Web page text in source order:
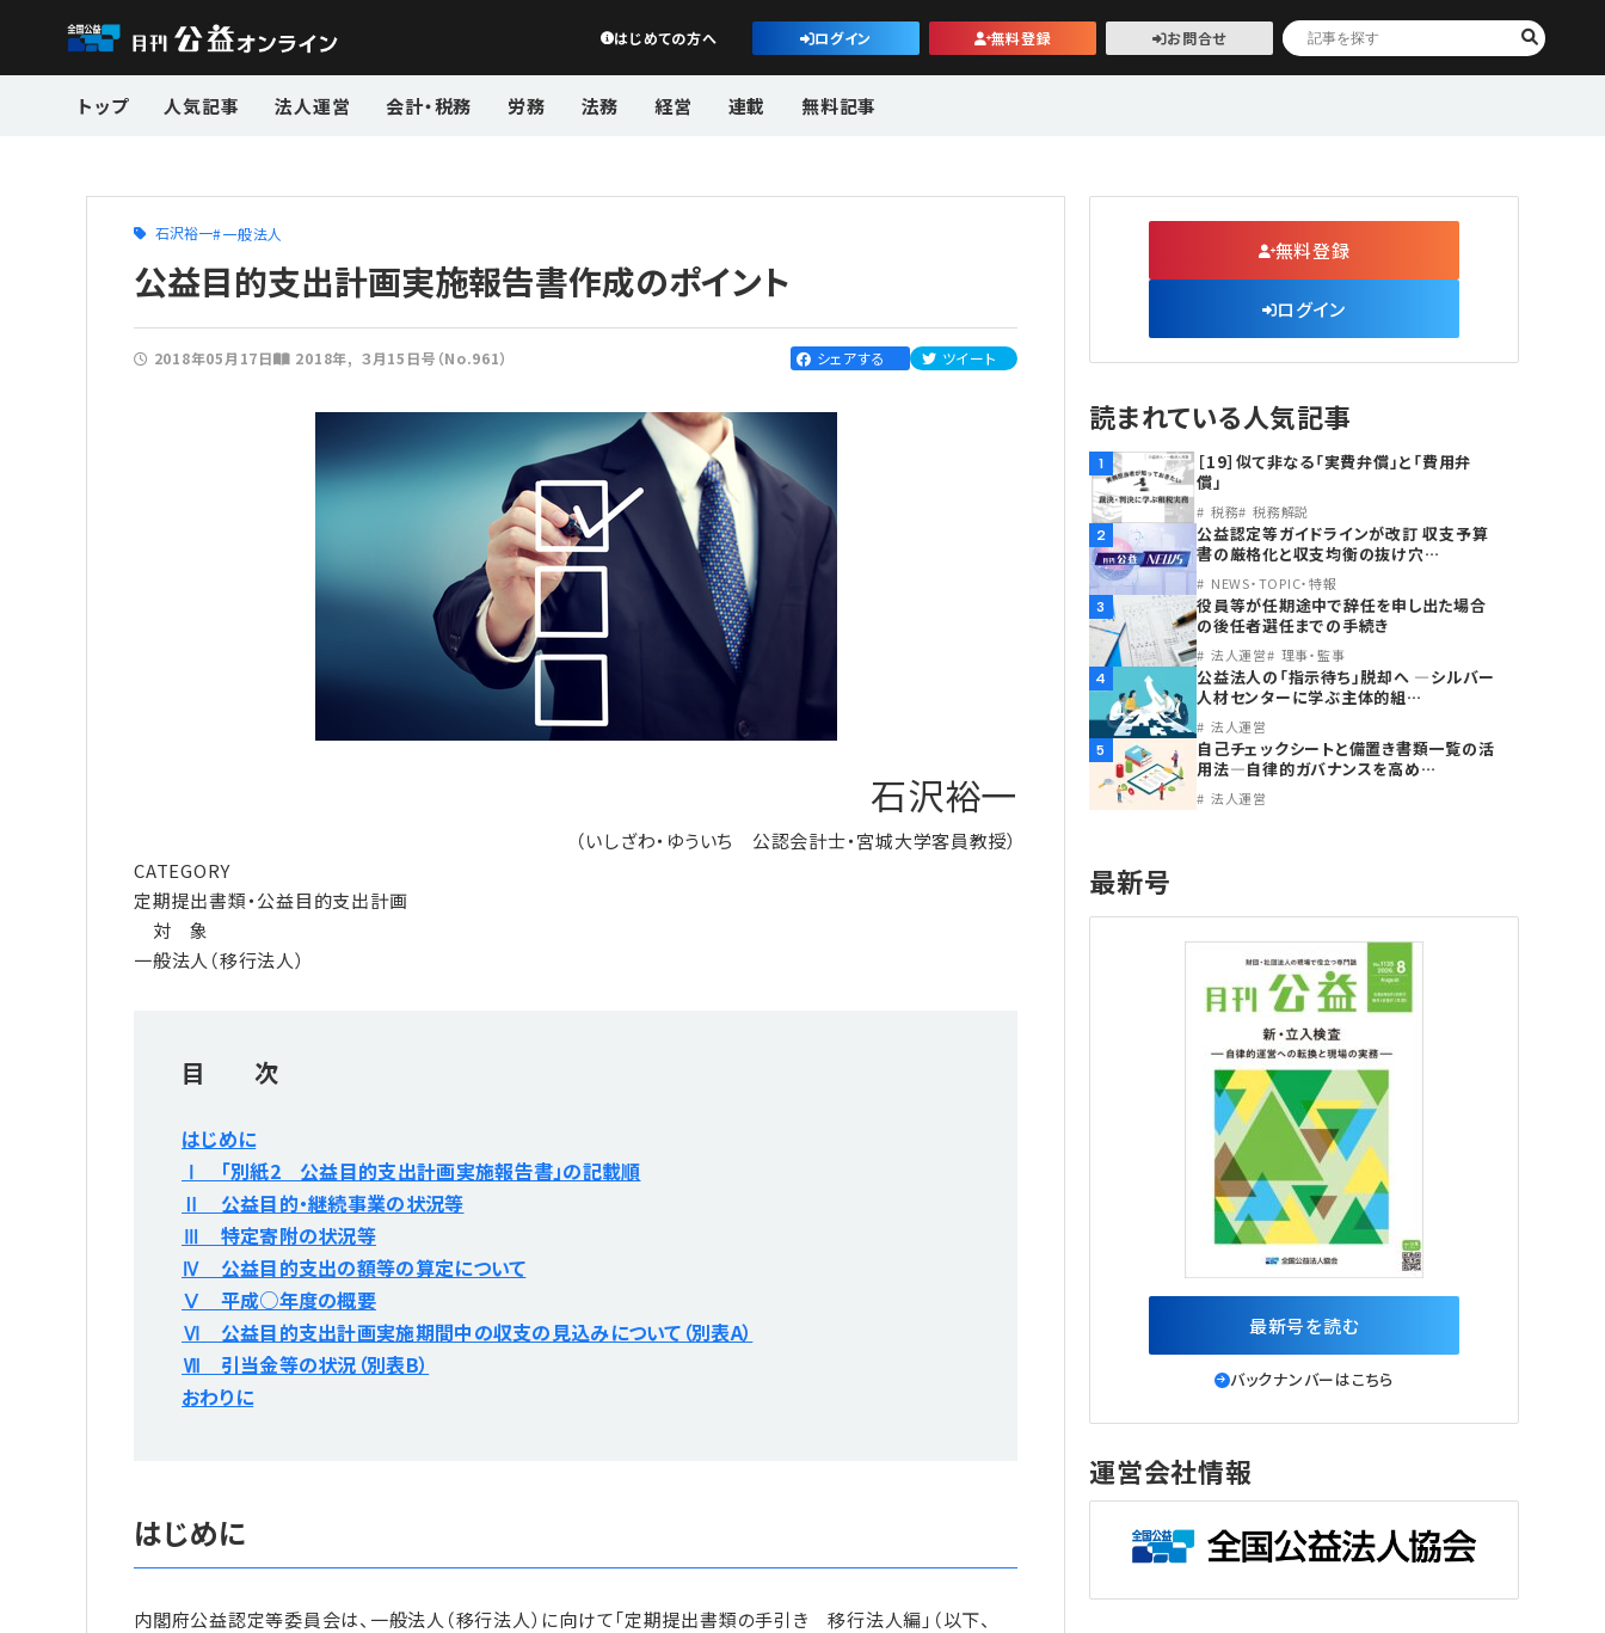
公益・一般法人オンライン
はじめての方へ ログイン 無料登録 お問合せ
トップ 人気記事 法人運営 会計・税務 労務 法務 経営 連載 無料記事
石沢裕一 一般法人
公益目的支出計画実施報告書作成のポイント
2018年05月17日 2018年 ３月15日号（No.961） シェアする ツイート
石沢裕一
（いしざわ・ゆういち 公認会計士・宮城大学客員教授）
CATEGORY
定期提出書類・公益目的支出計画
対 象
一般法人（移行法人）
目 次
はじめに
Ⅰ 「別紙2 公益目的支出計画実施報告書」の記載順
Ⅱ 公益目的・継続事業の状況等
Ⅲ 特定寄附の状況等
Ⅳ 公益目的支出の額等の算定について
Ⅴ 平成○年度の概要
Ⅵ 公益目的支出計画実施期間中の収支の見込みについて（別表A）
Ⅶ 引当金等の状況（別表B）
おわりに
はじめに
内閣府公益認定等委員会は、一般法人（移行法人）に向けて「定期提出書類の手引き 移行法人編」（以下、
無料登録
ログイン
読まれている人気記事
1
［19］似て非なる「実費弁償」と「費用弁
償」
税務 税務解説
2
公益認定等ガイドラインが改訂 収支予算
書の厳格化と収支均衡の抜け穴…
NEWS・TOPIC・特報
3
役員等が任期途中で辞任を申し出た場合
の後任者選任までの手続き
法人運営 理事・監事
4
公益法人の「指示待ち」脱却へ ―シルバー
人材センターに学ぶ主体的組…
法人運営
5
自己チェックシートと備置き書類一覧の活
用法―自律的ガバナンスを高め…
法人運営
最新号
最新号を読む
バックナンバーはこちら
運営会社情報